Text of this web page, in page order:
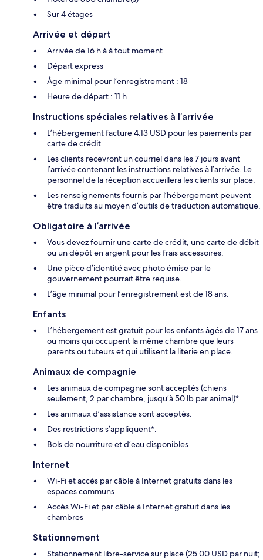
Sur 4 étages
Arrivée et départ
Arrivée de 16 h à à tout moment
Départ express
Âge minimal pour l’enregistrement : 18
Heure de départ : 11 h
Instructions spéciales relatives à l’arrivée
L’hébergement facture 4.13 USD pour les paiements par
carte de crédit.
Les clients recevront un courriel dans les 7 jours avant
l’arrivée contenant les instructions relatives à l’arrivée. Le
personnel de la réception accueillera les clients sur place.
Les renseignements fournis par l’hébergement peuvent
être traduits au moyen d’outils de traduction automatique.
Obligatoire à l’arrivée
Vous devez fournir une carte de crédit, une carte de débit
ou un dépôt en argent pour les frais accessoires.
Une pièce d’identité avec photo émise par le
gouvernement pourrait être requise.
L’âge minimal pour l’enregistrement est de 18 ans.
Enfants
L’hébergement est gratuit pour les enfants âgés de 17 ans
ou moins qui occupent la même chambre que leurs
parents ou tuteurs et qui utilisent la literie en place.
Animaux de compagnie
Les animaux de compagnie sont acceptés (chiens
seulement, 2 par chambre, jusqu’à 50 lb par animal)*.
Les animaux d’assistance sont acceptés.
Des restrictions s’appliquent*.
Bols de nourriture et d’eau disponibles
Internet
Wi-Fi et accès par câble à Internet gratuits dans les
espaces communs
Accès Wi-Fi et par câble à Internet gratuit dans les
chambres
Stationnement
Stationnement libre-service sur place (25.00 USD par nuit;